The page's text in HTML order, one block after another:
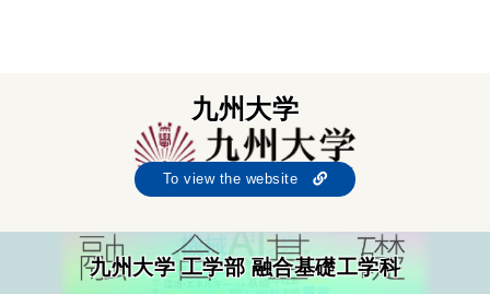
九州大学
To view the website
九州大学 工学部 融合基礎工学科